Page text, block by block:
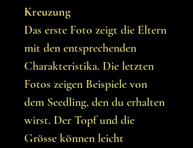
Kreuzung
Das erste Foto zeigt die Eltern
mit den entsprechenden
Charakteristika. Die letzten
Fotos zeigen Beispiele von
dem Seedling, den du erhalten
wirst. Der Topf und die
Grösse können leicht